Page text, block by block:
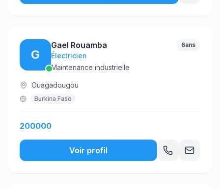
G
Gael Rouamba
Électricien
6ans
Maintenance industrielle
Ouagadougou
Burkina Faso
200000
Voir profil